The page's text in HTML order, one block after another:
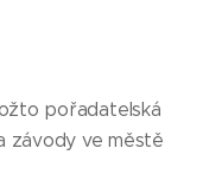
pořadatelská
závody ve městě